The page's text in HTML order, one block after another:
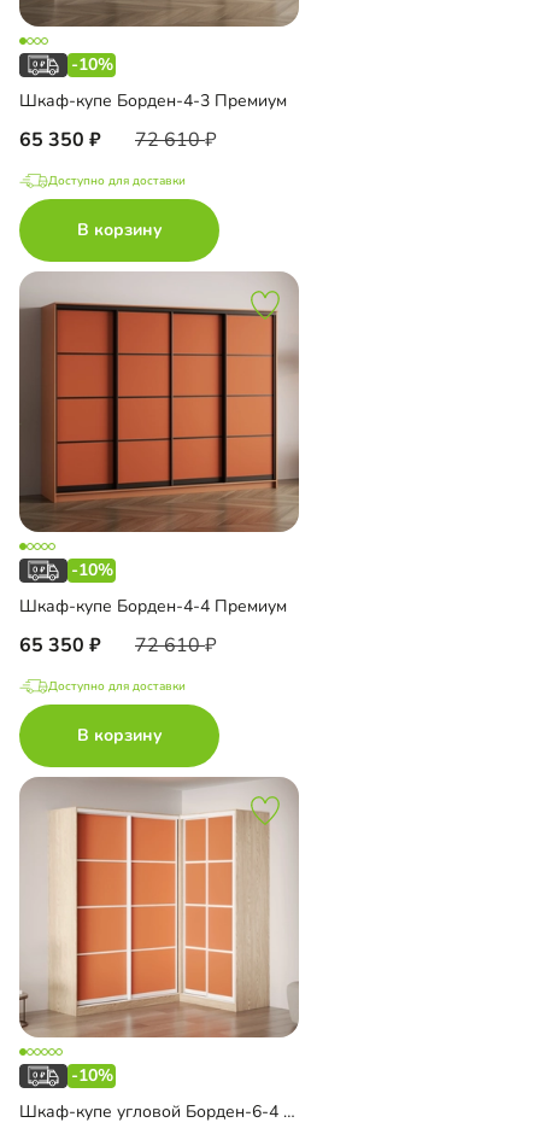
-10%
Шкаф-купе Борден-4-3 Премиум
65 350 72 610
Доступно для доставки
В корзину
-10%
Шкаф-купе Борден-4-4 Премиум
65 350 72 610
Доступно для доставки
В корзину
-10%
Шкаф-купе угловой Борден-6-4 1600 Премиум